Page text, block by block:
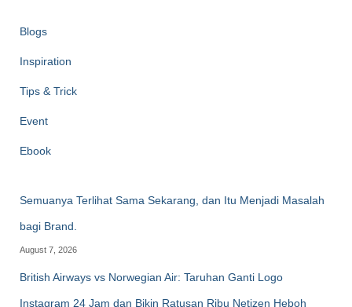
Blogs
Inspiration
Tips & Trick
Event
Ebook
Semuanya Terlihat Sama Sekarang, dan Itu Menjadi Masalah
bagi Brand.
August 7, 2026
British Airways vs Norwegian Air: Taruhan Ganti Logo
Instagram 24 Jam dan Bikin Ratusan Ribu Netizen Heboh